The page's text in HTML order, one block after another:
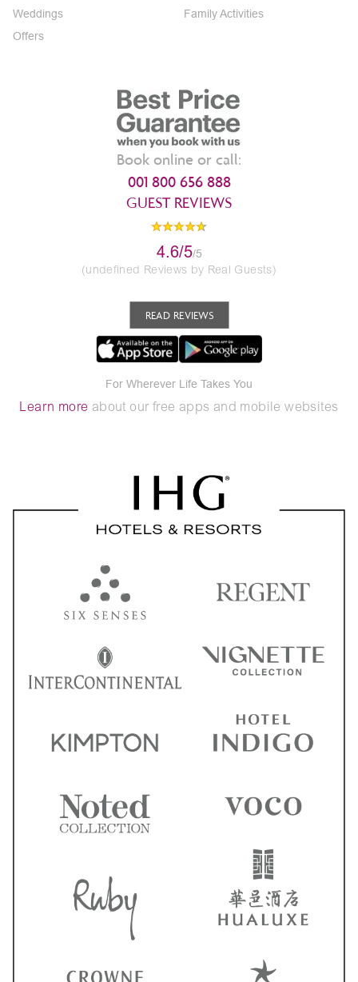
Weddings
Offers
Family Activities
Book online or call:
001 800 656 888
GUEST REVIEWS
4.6/5/5
(undefined Reviews by Real Guests)
READ REVIEWS
For Wherever Life Takes You
Learn more about our free apps and mobile websites